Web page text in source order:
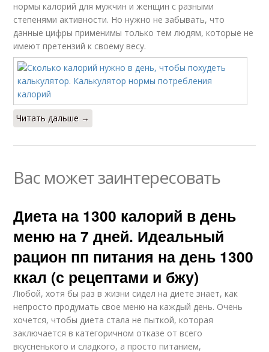
нормы калорий для мужчин и женщин с разными
степенями активности. Но нужно не забывать, что
данные цифры применимы только тем людям, которые не
имеют претензий к своему весу.
Читать дальше →
Вас может заинтересовать
Диета на 1300 калорий в день
меню на 7 дней. Идеальный
рацион пп питания на день 1300
ккал (с рецептами и бжу)
Любой, хотя бы раз в жизни сидел на диете знает, как
непросто продумать свое меню на каждый день. Очень
хочется, чтобы диета стала не пыткой, которая
заключается в категоричном отказе от всего
вкусненького и сладкого, а просто питанием,